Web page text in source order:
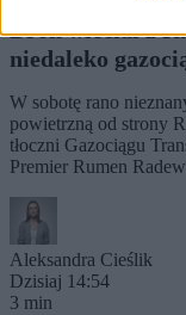
Dron wleciał z
niedaleko
W sobotę rano
powietrzną od strony
tłoczni Gazociągu
Premier Rumen
Aleksandra Cieślik
Dzisiaj 14:54
3 min